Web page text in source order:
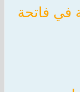
في فاتحة